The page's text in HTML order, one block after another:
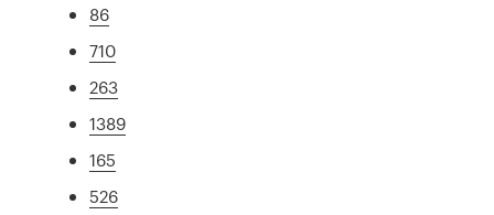
86
710
263
1389
165
526